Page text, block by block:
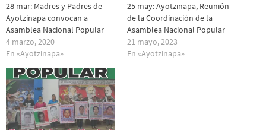
28 mar: Madres y Padres de
Ayotzinapa convocan a
Asamblea Nacional Popular
4 marzo, 2020
En «Ayotzinapa»
25 may: Ayotzinapa, Reunión
de la Coordinación de la
Asamblea Nacional Popular
21 mayo, 2023
En «Ayotzinapa»